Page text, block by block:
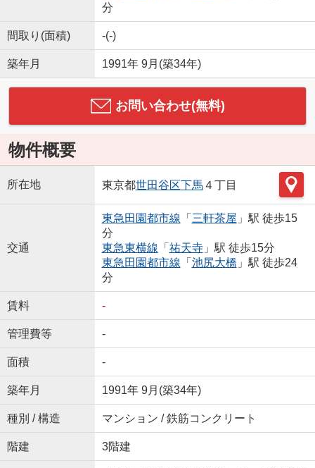
分
間取り(面積) -(-)
築年月 1991年 9月(築34年)
お問い合わせ(無料)
物件概要
所在地 東京都世田谷区下馬４丁目
交通
東急田園都市線 「 三軒茶屋 」駅 徒歩15
分
東急東横線 「 祐天寺」駅 徒歩15分
東急田園都市線 「 池尻大橋 」駅 徒歩24
分
賃料 -
管理費等 -
面積 -
築年月 1991年 9月(築34年)
種別 / 構造 マンション / 鉄筋コンクリート
階建 3階建